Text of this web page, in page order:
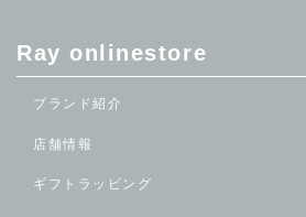
Ray onlinestore
ブランド紹介
店舗情報
ギフトラッピング